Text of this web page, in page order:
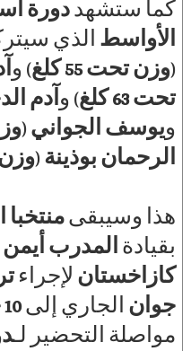
كما ستشهددورة
الأواسط الذي
(وزن تحت 55 كلغ ) و
تحت 63 كلغ
) وآدم
ويوسف الجواني(
الرحمان بوذينة(وزن
هذا وسيبقى
بقيادة المدرب أيمن
كازاخستان لإجراء
جوان الجاري إلى10 جويلية
مواصلة التحضير لـ